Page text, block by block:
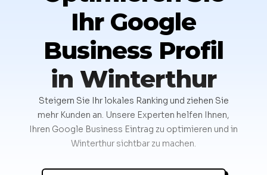
Ihr Google
Business Profil
in Winterthur
Steigern Sie Ihr lokales Ranking und ziehen Sie
mehr Kunden an. Unsere Experten helfen Ihnen,
Ihren Google Business Eintrag zu optimieren und in
Winterthur sichtbar zu machen.